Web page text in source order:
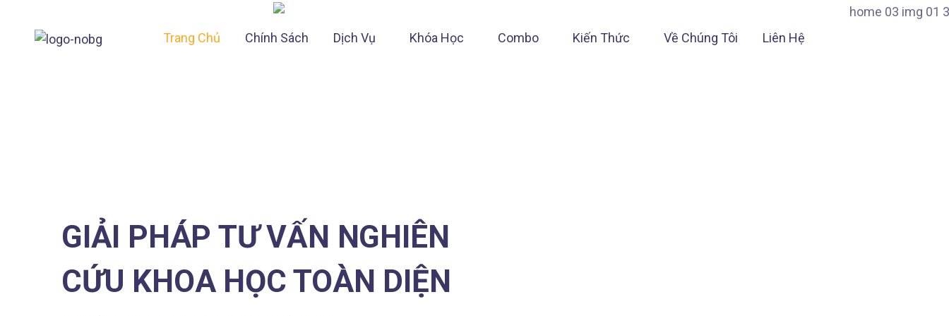
Trang Chủ Chính Sách Dịch Vụ Khóa Học Combo Kiến Thức Về Chúng Tôi Liên Hệ
GIẢI PHÁP TƯ VẤN NGHIÊN
CỨU KHOA HỌC TOÀN DIỆN